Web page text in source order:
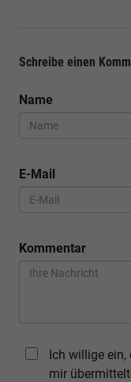
Schreibe einen
Name
E-Mail
Kommentar
Ich willige ein,
mir